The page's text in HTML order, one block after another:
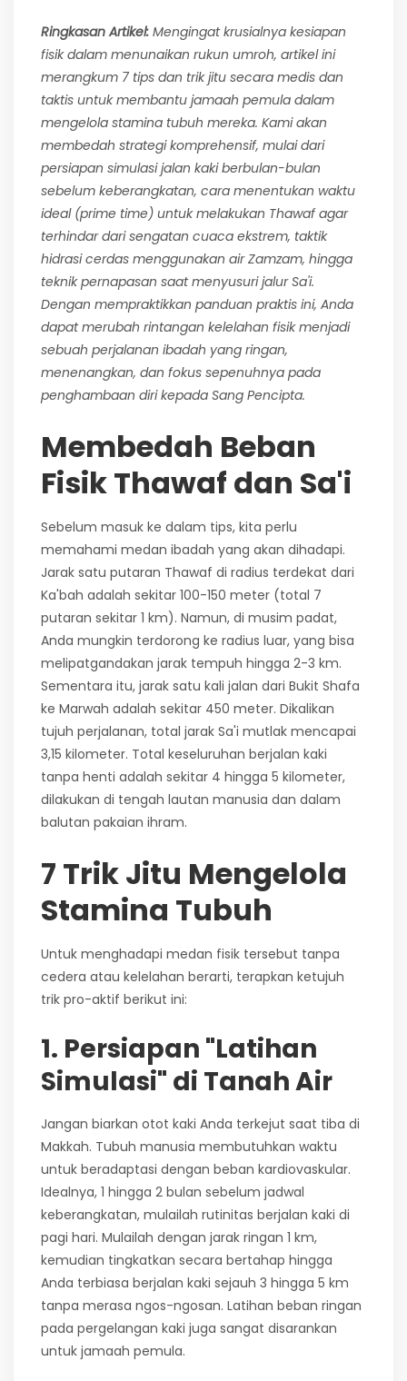
Ringkasan Artikel: Mengingat krusialnya kesiapan
fisik dalam menunaikan rukun umroh, artikel ini
merangkum 7 tips dan trik jitu secara medis dan
taktis untuk membantu jamaah pemula dalam
mengelola stamina tubuh mereka. Kami akan
membedah strategi komprehensif, mulai dari
persiapan simulasi jalan kaki berbulan-bulan
sebelum keberangkatan, cara menentukan waktu
ideal (prime time) untuk melakukan Thawaf agar
terhindar dari sengatan cuaca ekstrem, taktik
hidrasi cerdas menggunakan air Zamzam, hingga
teknik pernapasan saat menyusuri jalur Sa'i.
Dengan mempraktikkan panduan praktis ini, Anda
dapat merubah rintangan kelelahan fisik menjadi
sebuah perjalanan ibadah yang ringan,
menenangkan, dan fokus sepenuhnya pada
penghambaan diri kepada Sang Pencipta.
Membedah Beban
Fisik Thawaf dan Sa'i
Sebelum masuk ke dalam tips, kita perlu
memahami medan ibadah yang akan dihadapi.
Jarak satu putaran Thawaf di radius terdekat dari
Ka'bah adalah sekitar 100-150 meter (total 7
putaran sekitar 1 km). Namun, di musim padat,
Anda mungkin terdorong ke radius luar, yang bisa
melipatgandakan jarak tempuh hingga 2-3 km.
Sementara itu, jarak satu kali jalan dari Bukit Shafa
ke Marwah adalah sekitar 450 meter. Dikalikan
tujuh perjalanan, total jarak Sa'i mutlak mencapai
3,15 kilometer. Total keseluruhan berjalan kaki
tanpa henti adalah sekitar 4 hingga 5 kilometer,
dilakukan di tengah lautan manusia dan dalam
balutan pakaian ihram.
7 Trik Jitu Mengelola
Stamina Tubuh
Untuk menghadapi medan fisik tersebut tanpa
cedera atau kelelahan berarti, terapkan ketujuh
trik pro-aktif berikut ini:
1. Persiapan "Latihan
Simulasi" di Tanah Air
Jangan biarkan otot kaki Anda terkejut saat tiba di
Makkah. Tubuh manusia membutuhkan waktu
untuk beradaptasi dengan beban kardiovaskular.
Idealnya, 1 hingga 2 bulan sebelum jadwal
keberangkatan, mulailah rutinitas berjalan kaki di
pagi hari. Mulailah dengan jarak ringan 1 km,
kemudian tingkatkan secara bertahap hingga
Anda terbiasa berjalan kaki sejauh 3 hingga 5 km
tanpa merasa ngos-ngosan. Latihan beban ringan
pada pergelangan kaki juga sangat disarankan
untuk jamaah pemula.